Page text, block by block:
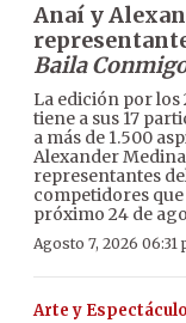
Anaí y
Baila
La edición por los
tiene a sus 17
a más de 1.500
Alexander
representantes
competidores
próximo 24 de
Agosto 7, 2026 06:31
Arte y